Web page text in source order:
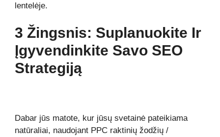
lentelėje.
3 Žingsnis: Suplanuokite Ir
Įgyvendinkite Savo SEO
Strategiją
Dabar jūs matote, kur jūsų svetainė pateikiama
natūraliai, naudojant PPC raktinių žodžių /